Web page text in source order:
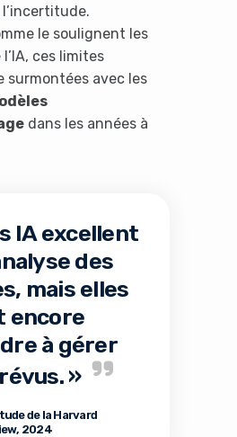
le soulignent les
ces limites
surmontées avec les
dans les années à
IA excellent
des
mais elles
encore
à gérer
»
de la Harvard
2024